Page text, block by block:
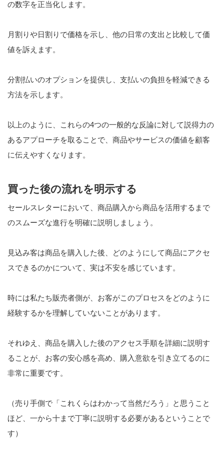
の数字を正当化します。
月割りや日割りで価格を示し、他の日常の支出と比較して価
値を訴えます。
分割払いのオプションを提供し、支払いの負担を軽減できる
方法を示します。
以上のように、これらの4つの一般的な反論に対して説得力の
あるアプローチを取ることで、商品やサービスの価値を顧客
に伝えやすくなります。
買った後の流れを明示する
セールスレターにおいて、商品購入から商品を活用するまで
のスムーズな進行を明確に説明しましょう。
見込み客は商品を購入した後、どのようにして商品にアクセ
スできるのかについて、実は不安を感じています。
時には私たち販売者側が、お客がこのプロセスをどのように
経験するかを理解していないことがあります。
それゆえ、商品を購入した後のアクセス手順を詳細に説明す
ることが、お客の安心感を高め、購入意欲を引き立てるのに
非常に重要です。
（売り手側で「これくらはわかって当然だろう」と思うこと
ほど、一から十まで丁寧に説明する必要があるということで
す）